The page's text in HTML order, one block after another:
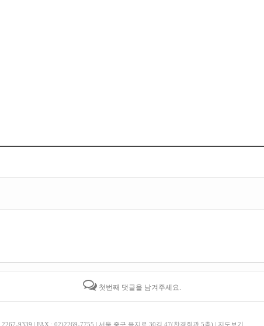
첫번째 댓글을 남겨주세요.
9339 | FAX : 02)2269-7755 | 서울 중구 을지로 30길 47(찬경회관 5층) | 지도보기